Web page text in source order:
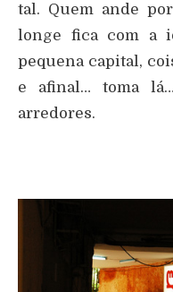
tal. Quem ande
longe fica com a
pequena capital,
e afinal… toma
arredores.